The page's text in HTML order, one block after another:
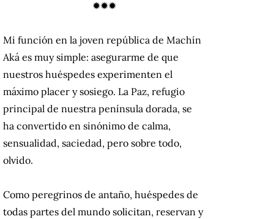
✹✹✹
Mi función en la joven república de Machín
Aká es muy simple: asegurarme de que
nuestros huéspedes experimenten el
máximo placer y sosiego. La Paz, refugio
principal de nuestra península dorada, se
ha convertido en sinónimo de calma,
sensualidad, saciedad, pero sobre todo,
olvido.
Como peregrinos de antaño, huéspedes de
todas partes del mundo solicitan, reservan y